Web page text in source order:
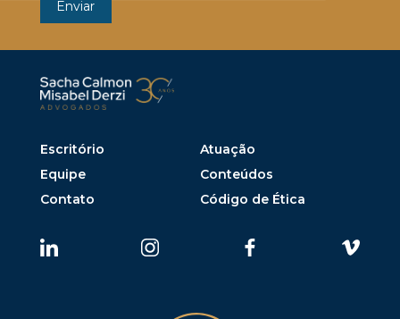
Escritório
Atuação
Equipe
Conteúdos
Contato
Código de Ética